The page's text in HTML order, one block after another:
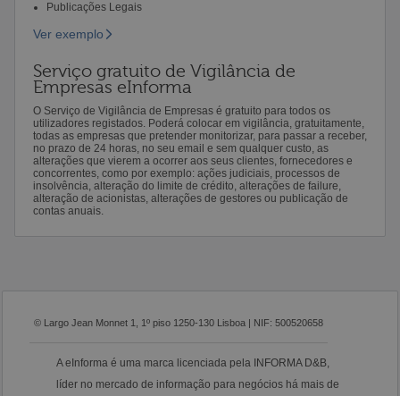
Publicações Legais
Ver exemplo
Serviço gratuito de Vigilância de
Empresas eInforma
O Serviço de Vigilância de Empresas é gratuito para todos os
utilizadores registados. Poderá colocar em vigilância, gratuitamente,
todas as empresas que pretender monitorizar, para passar a receber,
no prazo de 24 horas, no seu email e sem qualquer custo, as
alterações que vierem a ocorrer aos seus clientes, fornecedores e
concorrentes, como por exemplo: ações judiciais, processos de
insolvência, alteração do limite de crédito, alterações de failure,
alteração de acionistas, alterações de gestores ou publicação de
contas anuais.
© Largo Jean Monnet 1, 1º piso 1250-130 Lisboa | NIF: 500520658
A eInforma é uma marca licenciada pela INFORMA D&B,
líder no mercado de informação para negócios há mais de